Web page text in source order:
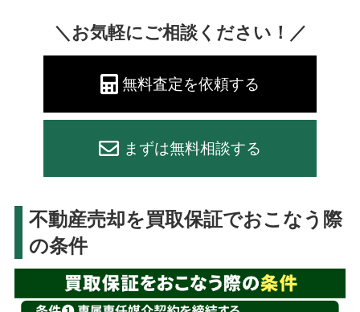
＼お気軽にご相談ください！／
無料査定を依頼する
まずは無料相談する
不動産売却を買取保証でおこなう際
の条件